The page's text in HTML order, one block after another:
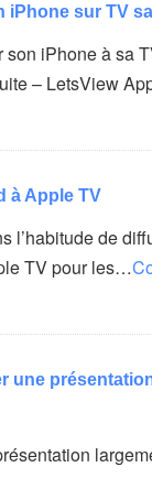
iPhone sur TV
iPhone à sa
– LetsView
à Apple TV
l’habitude de
TV pour les…
une